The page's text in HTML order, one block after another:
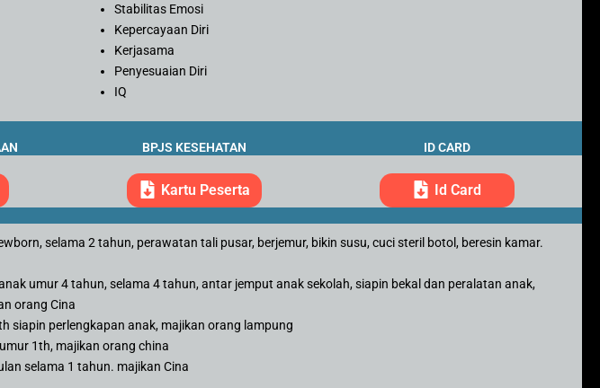
Stabilitas Emosi
Kepercayaan Diri
Kerjasama
Penyesuaian Diri
IQ
BPJS KESEHATAN ID CARD
Kartu Peserta Id Card
selama 2 tahun, perawatan tali pusar, berjemur, bikin susu, cuci steril botol, beresin kamar.
umur 4 tahun, selama 4 tahun, antar jemput anak sekolah, siapin bekal dan peralatan anak,
orang Cina
siapin perlengkapan anak, majikan orang lampung
1th, majikan orang china
selama 1 tahun. majikan Cina